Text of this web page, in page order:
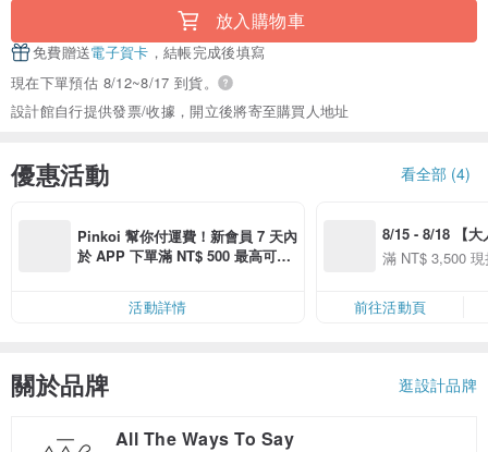
放入購物車
免費贈送電子賀卡 ，結帳完成後填寫
現在下單預估 8/12~8/17 到貨。
設計館自行提供發票/收據，開立後將寄至購買人地址
優惠活動 看全部 (4)
Pinkoi 幫你付運費！新會員 7 天內
於 APP 下單滿 NT$ 500 最高可折
活動詳情
8/15 - 8/18 【大
季】滿
滿 NT$ 3,500
前往活動頁
關於品牌 逛設計品牌
All The Ways To Say